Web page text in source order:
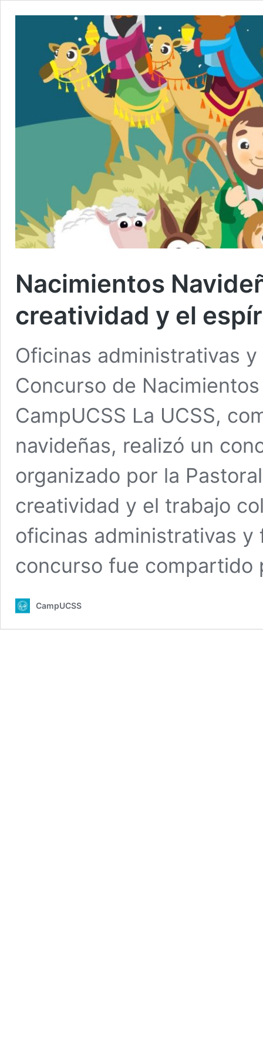
Nacimientos
creatividad y el
Oficinas administrativas
Concurso de
CampUCSS La UCSS,
navideñas, realizó un
organizado por la
creatividad y el trabajo
oficinas administrativas y
concurso fue
CampUCSS